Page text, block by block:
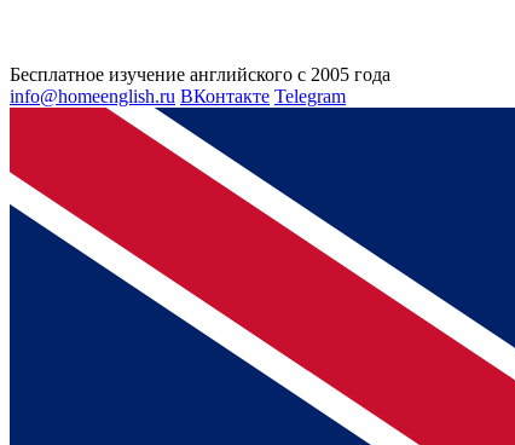
Бесплатное изучение английского с 2005 года
info@homeenglish.ru ВКонтакте Telegram